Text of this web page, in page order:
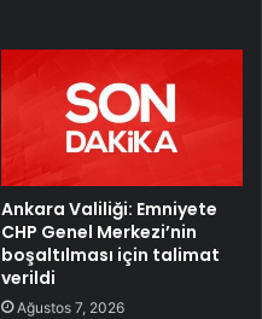
Ankara Valiliği: Emniyete
CHP Genel Merkezi’nin
boşaltılması için talimat
verildi
Ağustos 7, 2026